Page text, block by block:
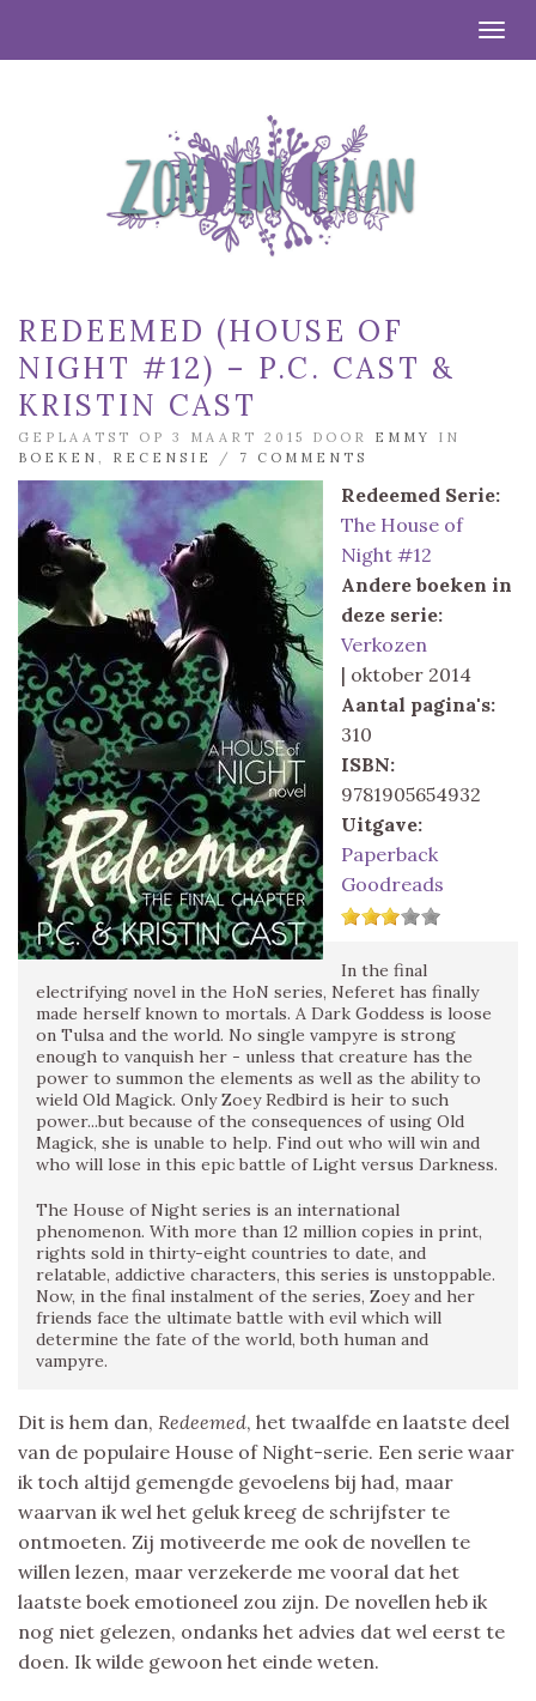
REDEEMED (HOUSE OF
NIGHT #12) – P.C. CAST &
KRISTIN CAST
GEPLAATST OP 3 MAART 2015 DOOR EMMY
IN
BOEKEN
RECENSIE / 7 COMMENTS
Redeemed Serie:
The House of
Night #12
Andere boeken in
deze serie:
Verkozen
| oktober 2014
Aantal pagina's:
310
ISBN:
9781905654932
Uitgave:
Paperback
Goodreads
In the final
electrifying novel in the HoN series, Neferet has finally
made herself known to mortals. A Dark Goddess is loose
on Tulsa and the world. No single vampyre is strong
enough to vanquish her - unless that creature has the
power to summon the elements as well as the ability to
wield Old Magick. Only Zoey Redbird is heir to such
power...but because of the consequences of using Old
Magick, she is unable to help. Find out who will win and
who will lose in this epic battle of Light versus Darkness.
The House of Night series is an international
phenomenon. With more than 12 million copies in print,
rights sold in thirty-eight countries to date, and
relatable, addictive characters, this series is unstoppable.
Now, in the final instalment of the series, Zoey and her
friends face the ultimate battle with evil which will
determine the fate of the world, both human and
vampyre.
Dit is hem dan, Redeemed, het twaalfde en laatste deel
van de populaire House of Night-serie. Een serie waar
ik toch altijd gemengde gevoelens bij had, maar
waarvan ik wel het geluk kreeg de schrijfster te
ontmoeten. Zij motiveerde me ook de novellen te
willen lezen, maar verzekerde me vooral dat het
laatste boek emotioneel zou zijn. De novellen heb ik
nog niet gelezen, ondanks het advies dat wel eerst te
doen. Ik wilde gewoon het einde weten.